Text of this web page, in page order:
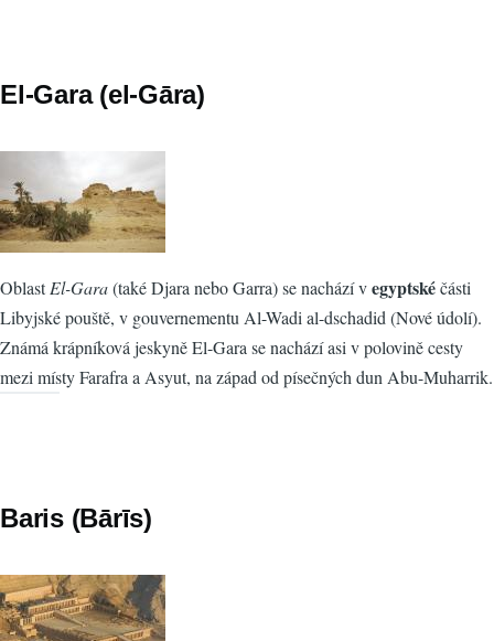
El-Gara (el-Gāra)
OblastEl-Gara(také Djara nebo Garra) se nachází vegyptskéčásti
Libyjské pouště, v gouvernementu Al-Wadi al-dschadid (Nové údolí).
Známá krápníková jeskyně El-Gara se nachází asi v polovině cesty
mezi místy Farafra a Asyut, na západ od písečných dun Abu-Muharrik.
Baris (Bārīs)